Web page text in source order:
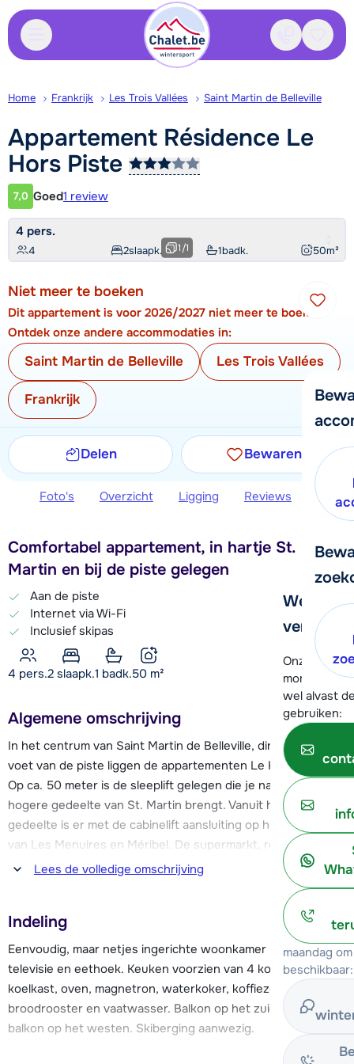
Contact
We
verder!
Onze
moment
wel alvast
gebruiken:
maandag
beschikbaar:
Home Frankrijk Les Trois Vallées Saint Martin de Belleville
Appartement Résidence Le
Hors Piste
Klantwaardering
7,0 Goed1 review
4 pers.
4 2slaapk. 1badk. 50m²
1/1
Niet meer te boeken
Dit appartement is voor 2026/2027 niet meer te boeken.
Ontdek onze andere accommodaties in:
Saint Martin de Belleville Les Trois Vallées
Frankrijk
Delen Bewaren
Foto's Overzicht Ligging Reviews Extra
Comfortabel appartement, in hartje St.
Martin en bij de piste gelegen
Aan de piste
Internet via Wi-Fi
Inclusief skipas
4 pers.2 slaapk.1 badk.50 m²
Algemene omschrijving
In het centrum van Saint Martin de Belleville, direct aan de
voet van de piste liggen de appartementen Le Hors Piste.
Op ca. 50 meter is de sleeplift gelegen die je naar het
hogere gedeelte van St. Martin brengt. Vanuit het hogere
gedeelte is er met de cabinelift aansluiting op het skigebied
van Les Menuires en Méribel. De supermarkt, restaurants,
skiverhuur liggen allemaal binnen een straal van 50 meter
van de appartementen. Via de VVV is tegen betaling Wi-Fi te
Lees de volledige omschrijving
Indeling
Eenvoudig, maar netjes ingerichte woonkamer met zithoek,
televisie en eethoek. Keuken voorzien van 4 kookplaten,
koelkast, oven, magnetron, waterkoker, koffiezetapparaat,
broodrooster en vaatwasser. Balkon op het zuiden en
balkon op het westen. Skiberging aanwezig.